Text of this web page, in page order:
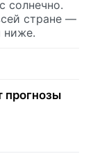
солнечно.
стране —
ниже.
прогнозы